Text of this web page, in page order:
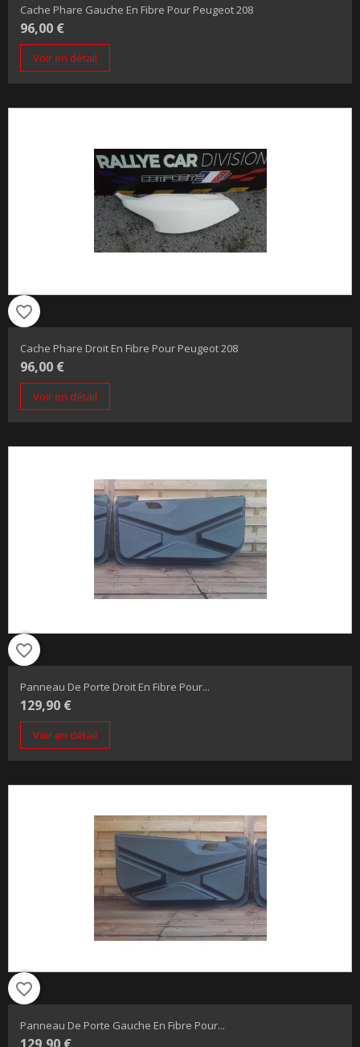
Cache Phare Gauche En Fibre Pour Peugeot 208
96,00 €
Voir en détail
favorite_border
Cache Phare Droit En Fibre Pour Peugeot 208
96,00 €
Voir en détail
favorite_border
Panneau De Porte Droit En Fibre Pour...
129,90 €
Voir en détail
favorite_border
Panneau De Porte Gauche En Fibre Pour...